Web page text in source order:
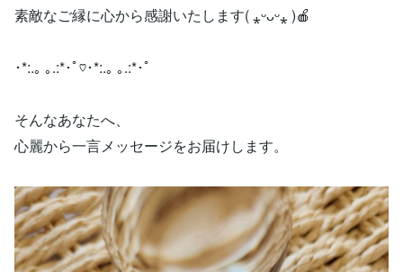
素敵なご縁に心から感謝いたします( ⁎ᵕᴗᵕ⁎ )🍎
･*:.｡ ｡.:*･ﾟ♡･*:.｡ ｡.:*･ﾟ
そんなあなたへ、
心麗から一言メッセージをお届けします。